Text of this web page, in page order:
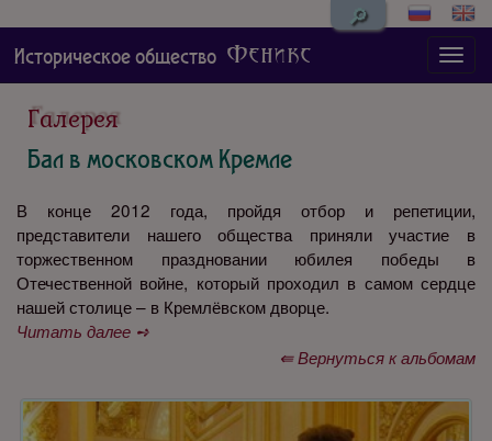
🔎
Историческое общество Феникс
Галерея
Бал в московском Кремле
В конце 2012 года, пройдя отбор и репетиции,
представители нашего общества приняли участие в
торжественном праздновании юбилея победы в
Отечественной войне, который проходил в самом сердце
нашей столице – в Кремлёвском дворце.
Читать далее ➺
⇚ Вернуться к альбомам